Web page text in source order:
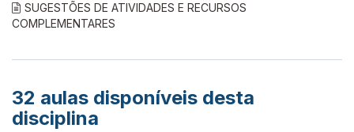
SUGESTÕES DE ATIVIDADES E RECURSOS
COMPLEMENTARES
32 aulas disponíveis desta
disciplina